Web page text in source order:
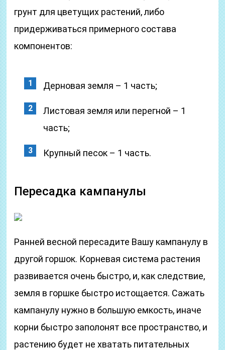
грунт для цветущих растений, либо
придерживаться примерного состава
компонентов:
Дерновая земля – 1 часть;
Листовая земля или перегной – 1
часть;
Крупный песок – 1 часть.
Пересадка кампанулы
Ранней весной пересадите Вашу кампанулу в
другой горшок. Корневая система растения
развивается очень быстро, и, как следствие,
земля в горшке быстро истощается. Сажать
кампанулу нужно в большую емкость, иначе
корни быстро заполонят все пространство, и
растению будет не хватать питательных